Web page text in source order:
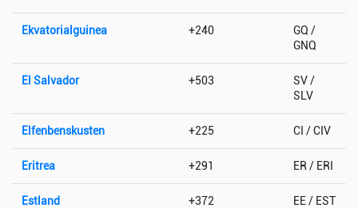
Ekvatorialguinea +240
GQ /
GNQ
El Salvador +503
SV /
SLV
Elfenbenskusten +225 CI / CIV
Eritrea +291 ER / ERI
Estland +372 EE / EST